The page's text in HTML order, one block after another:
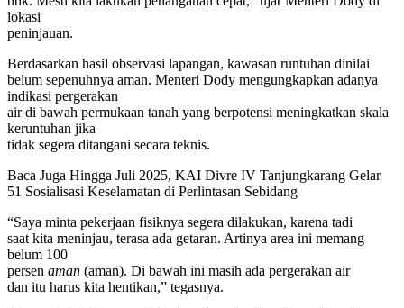
lokasi
peninjauan.
Berdasarkan hasil observasi lapangan, kawasan runtuhan dinilai
belum sepenuhnya aman. Menteri Dody mengungkapkan adanya
indikasi pergerakan
air di bawah permukaan tanah yang berpotensi meningkatkan skala
keruntuhan jika
tidak segera ditangani secara teknis.
Baca Juga Hingga Juli 2025, KAI Divre IV Tanjungkarang Gelar
51 Sosialisasi Keselamatan di Perlintasan Sebidang
“Saya minta pekerjaan fisiknya segera dilakukan, karena tadi
saat kita meninjau, terasa ada getaran. Artinya area ini memang
belum 100
persen aman (aman). Di bawah ini masih ada pergerakan air
dan itu harus kita hentikan,” tegasnya.